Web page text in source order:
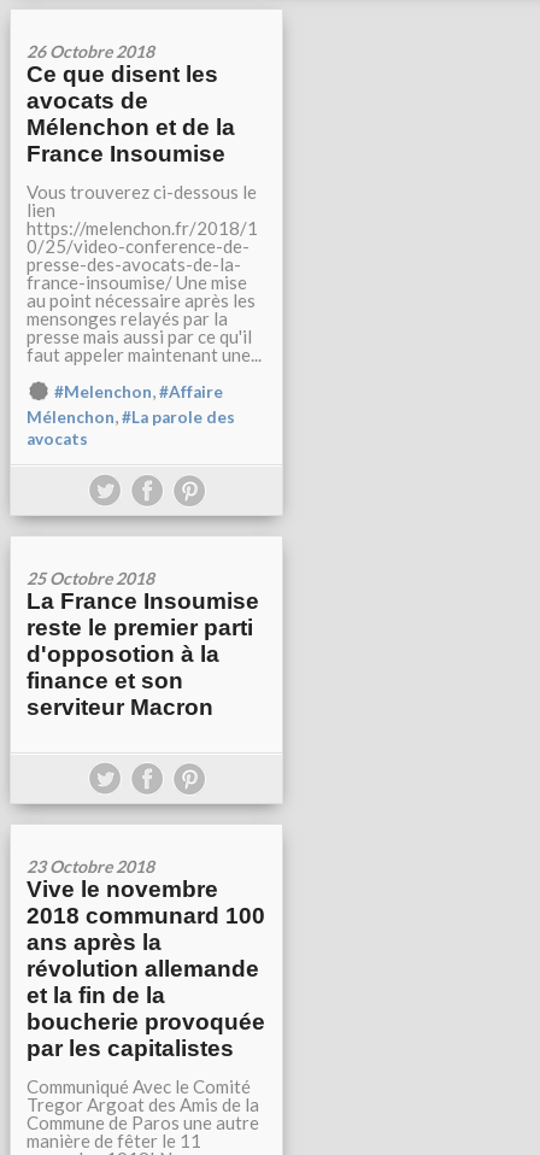
26 Octobre 2018
Ce que disent les
avocats de
Mélenchon et de la
France Insoumise
Vous trouverez ci-dessous le
lien
https://melenchon.fr/2018/1
0/25/video-conference-de-
presse-des-avocats-de-la-
france-insoumise/ Une mise
au point nécessaire après les
mensonges relayés par la
presse mais aussi par ce qu'il
faut appeler maintenant une...
#Melenchon,#Affaire
Mélenchon,#La parole des
avocats
25 Octobre 2018
La France Insoumise
reste le premier parti
d'opposotion à la
finance et son
serviteur Macron
23 Octobre 2018
Vive le novembre
2018 communard 100
ans après la
révolution allemande
et la fin de la
boucherie provoquée
par les capitalistes
Communiqué Avec le Comité
Tregor Argoat des Amis de la
Commune de Paros une autre
manière de fêter le 11